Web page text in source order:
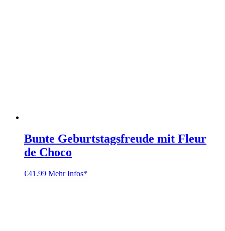
Bunte Geburtstagsfreude mit Fleur
de Choco
€41.99 Mehr Infos*